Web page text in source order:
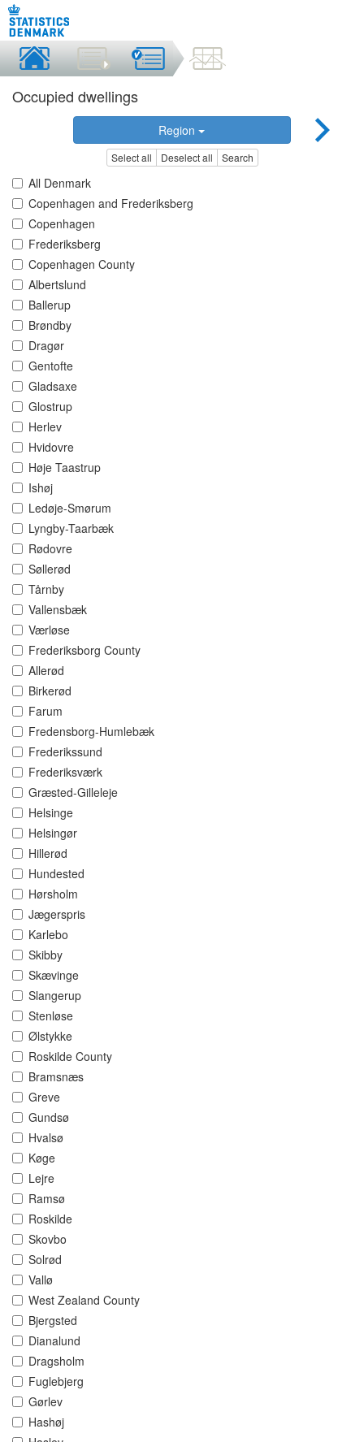
Occupied dwellings
Region
Select all Deselect all Search
All Denmark
Copenhagen and Frederiksberg
Copenhagen
Frederiksberg
Copenhagen County
Albertslund
Ballerup
Brøndby
Dragør
Gentofte
Gladsaxe
Glostrup
Herlev
Hvidovre
Høje Taastrup
Ishøj
Ledøje-Smørum
Lyngby-Taarbæk
Rødovre
Søllerød
Tårnby
Vallensbæk
Værløse
Frederiksborg County
Allerød
Birkerød
Farum
Fredensborg-Humlebæk
Frederikssund
Frederiksværk
Græsted-Gilleleje
Helsinge
Helsingør
Hillerød
Hundested
Hørsholm
Jægerspris
Karlebo
Skibby
Skævinge
Slangerup
Stenløse
Ølstykke
Roskilde County
Bramsnæs
Greve
Gundsø
Hvalsø
Køge
Lejre
Ramsø
Roskilde
Skovbo
Solrød
Vallø
West Zealand County
Bjergsted
Dianalund
Dragsholm
Fuglebjerg
Gørlev
Hashøj